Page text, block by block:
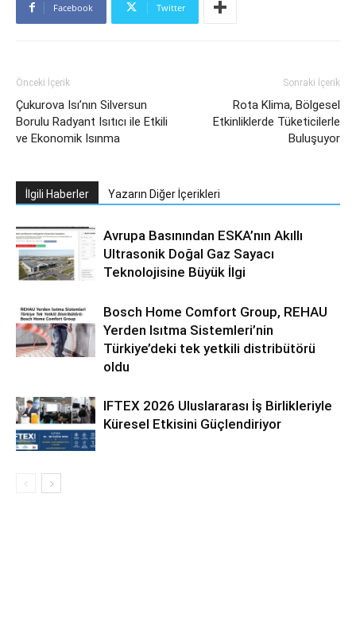
Facebook Twitter
Önceki İçerik
Çukurova Isı’nın Silversun
Borulu Radyant Isıtıcı ile Etkili
ve Ekonomik Isınma
Sonraki İçerik
Rota Klima, Bölgesel
Etkinliklerde Tüketicilerle
Buluşuyor
İlgili Haberler Yazarın Diğer İçerikleri
Avrupa Basınından ESKA’nın Akıllı
Ultrasonik Doğal Gaz Sayacı
Teknolojisine Büyük İlgi
Bosch Home Comfort Group, REHAU
Yerden Isıtma Sistemleri’nin
Türkiye’deki tek yetkili distribütörü
oldu
IFTEX 2026 Uluslararası İş Birlikleriyle
Küresel Etkisini Güçlendiriyor